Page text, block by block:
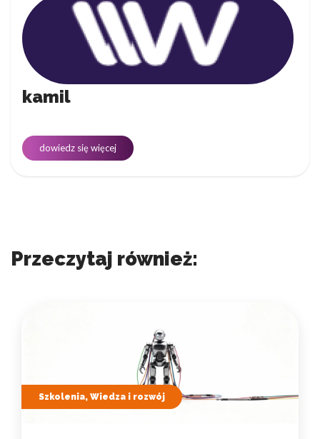
kamil
dowiedz się więcej
Przeczytaj również:
Szkolenia, Wiedza i rozwój